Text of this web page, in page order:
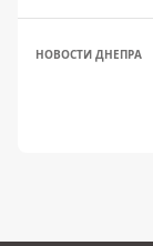
НОВОСТИ ДНЕПРА